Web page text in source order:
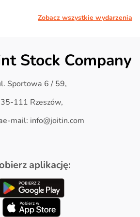
Zobacz wszystkie wydarzenia
Stock Company
Sportowa 6 / 59,
35-111 Rzeszów,
mail: info@joitin.com
aplikację: